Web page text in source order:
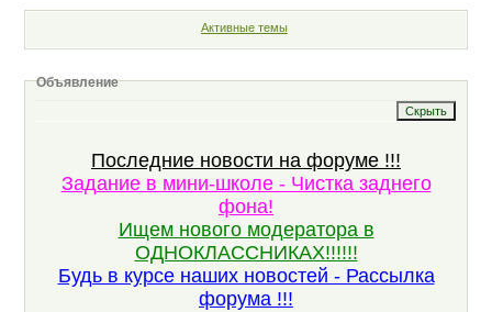
Активные темы
Объявление
Последние новости на форуме !!!
Задание в мини-школе - Чистка заднего
фона!
Ищем нового модератора в
ОДНОКЛАССНИКАХ!!!!!!
Будь в курсе наших новостей - Рассылка
форума !!!